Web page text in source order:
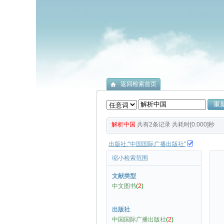
返回检索首页
解析中国 共有2条记录 共耗时[0.000]秒
出版社:"中国国际广播出版社"
缩小检索范围
文献类型
中文图书(2)
出版社
中国国际广播出版社(2)